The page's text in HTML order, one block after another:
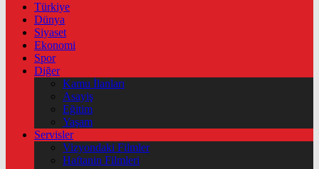
Türkiye
Dünya
Siyaset
Ekonomi
Spor
Diğer
Kamu İlanları
Asayiş
Eğitim
Yaşam
Servisler
Vizyondaki Filmler
Haftanin Filmleri